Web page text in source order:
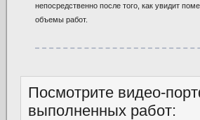
непосредственно после того, как увидит
объемы работ.
Посмотрите видео-
выполненных работ: